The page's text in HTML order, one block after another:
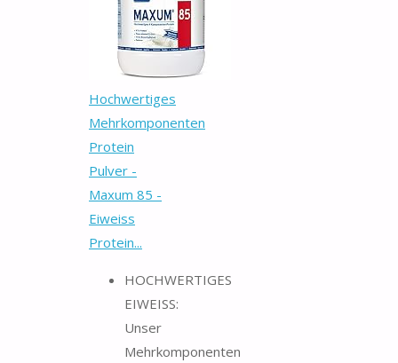
Hochwertiges
Mehrkomponenten
Protein
Pulver -
Maxum 85 -
Eiweiss
Protein...
HOCHWERTIGES
EIWEISS:
Unser
Mehrkomponenten